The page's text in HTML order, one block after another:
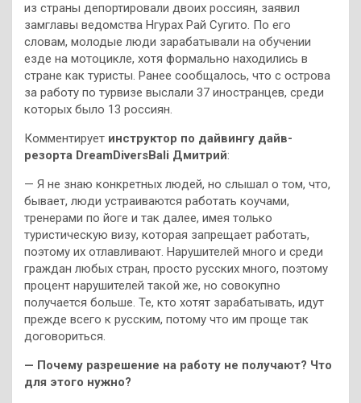
из страны депортировали двоих россиян, заявил
замглавы ведомства Нгурах Рай Сугито. По его
словам, молодые люди зарабатывали на обучении
езде на мотоцикле, хотя формально находились в
стране как туристы. Ранее сообщалось, что с острова
за работу по турвизе выслали 37 иностранцев, среди
которых было 13 россиян.
Комментирует инструктор по дайвингу дайв-
резорта DreamDiversBali Дмитрий:
— Я не знаю конкретных людей, но слышал о том, что,
бывает, люди устраиваются работать коучами,
тренерами по йоге и так далее, имея только
туристическую визу, которая запрещает работать,
поэтому их отлавливают. Нарушителей много и среди
граждан любых стран, просто русских много, поэтому
процент нарушителей такой же, но совокупно
получается больше. Те, кто хотят зарабатывать, идут
прежде всего к русским, потому что им проще так
договориться.
— Почему разрешение на работу не получают? Что
для этого нужно?